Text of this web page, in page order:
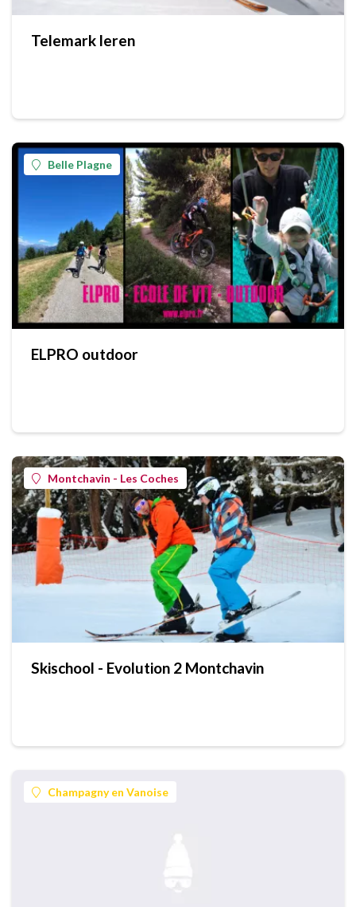
Telemark leren
Belle Plagne
ELPRO outdoor
Montchavin - Les Coches
Skischool - Evolution 2 Montchavin
Champagny en Vanoise